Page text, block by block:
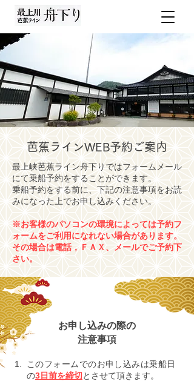
芭蕉ラインWEB予約ご案内
最上峡芭蕉ライン舟下りではフォームメール
にて乗船予約をすることができます。
乗船予約をする前に、下記の注意事項をお読
みになった上でお申し込みください。
※お客様のパソコンの環境によっては予約フ
ォームをご利用になれない場合があります。
その場合は電話，ＦＡＸ、メールでご予約下
さい。
お申し込みの際の
注意事項
このフォームでのお申し込みは乗船日
の3日前を締切とさせて頂きます。
1.